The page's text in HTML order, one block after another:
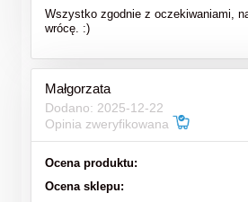
Wszystko zgodnie z oczekiwaniami,
wrócę. :)
Małgorzata
Dodano: 2025-12-22
Opinia zweryfikowana
Ocena produktu:
Ocena sklepu: